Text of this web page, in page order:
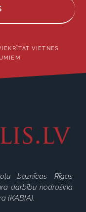
VIETNES
baznīcas Rīgas
darbību nodrošina
(KABIA).